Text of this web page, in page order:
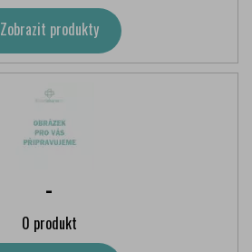
Zobrazit produkty
-
0 produkt